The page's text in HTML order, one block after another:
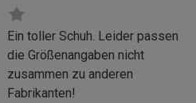
Ein toller Schuh. Leider passen
die Größenangaben nicht
zusammen zu anderen
Fabrikanten!